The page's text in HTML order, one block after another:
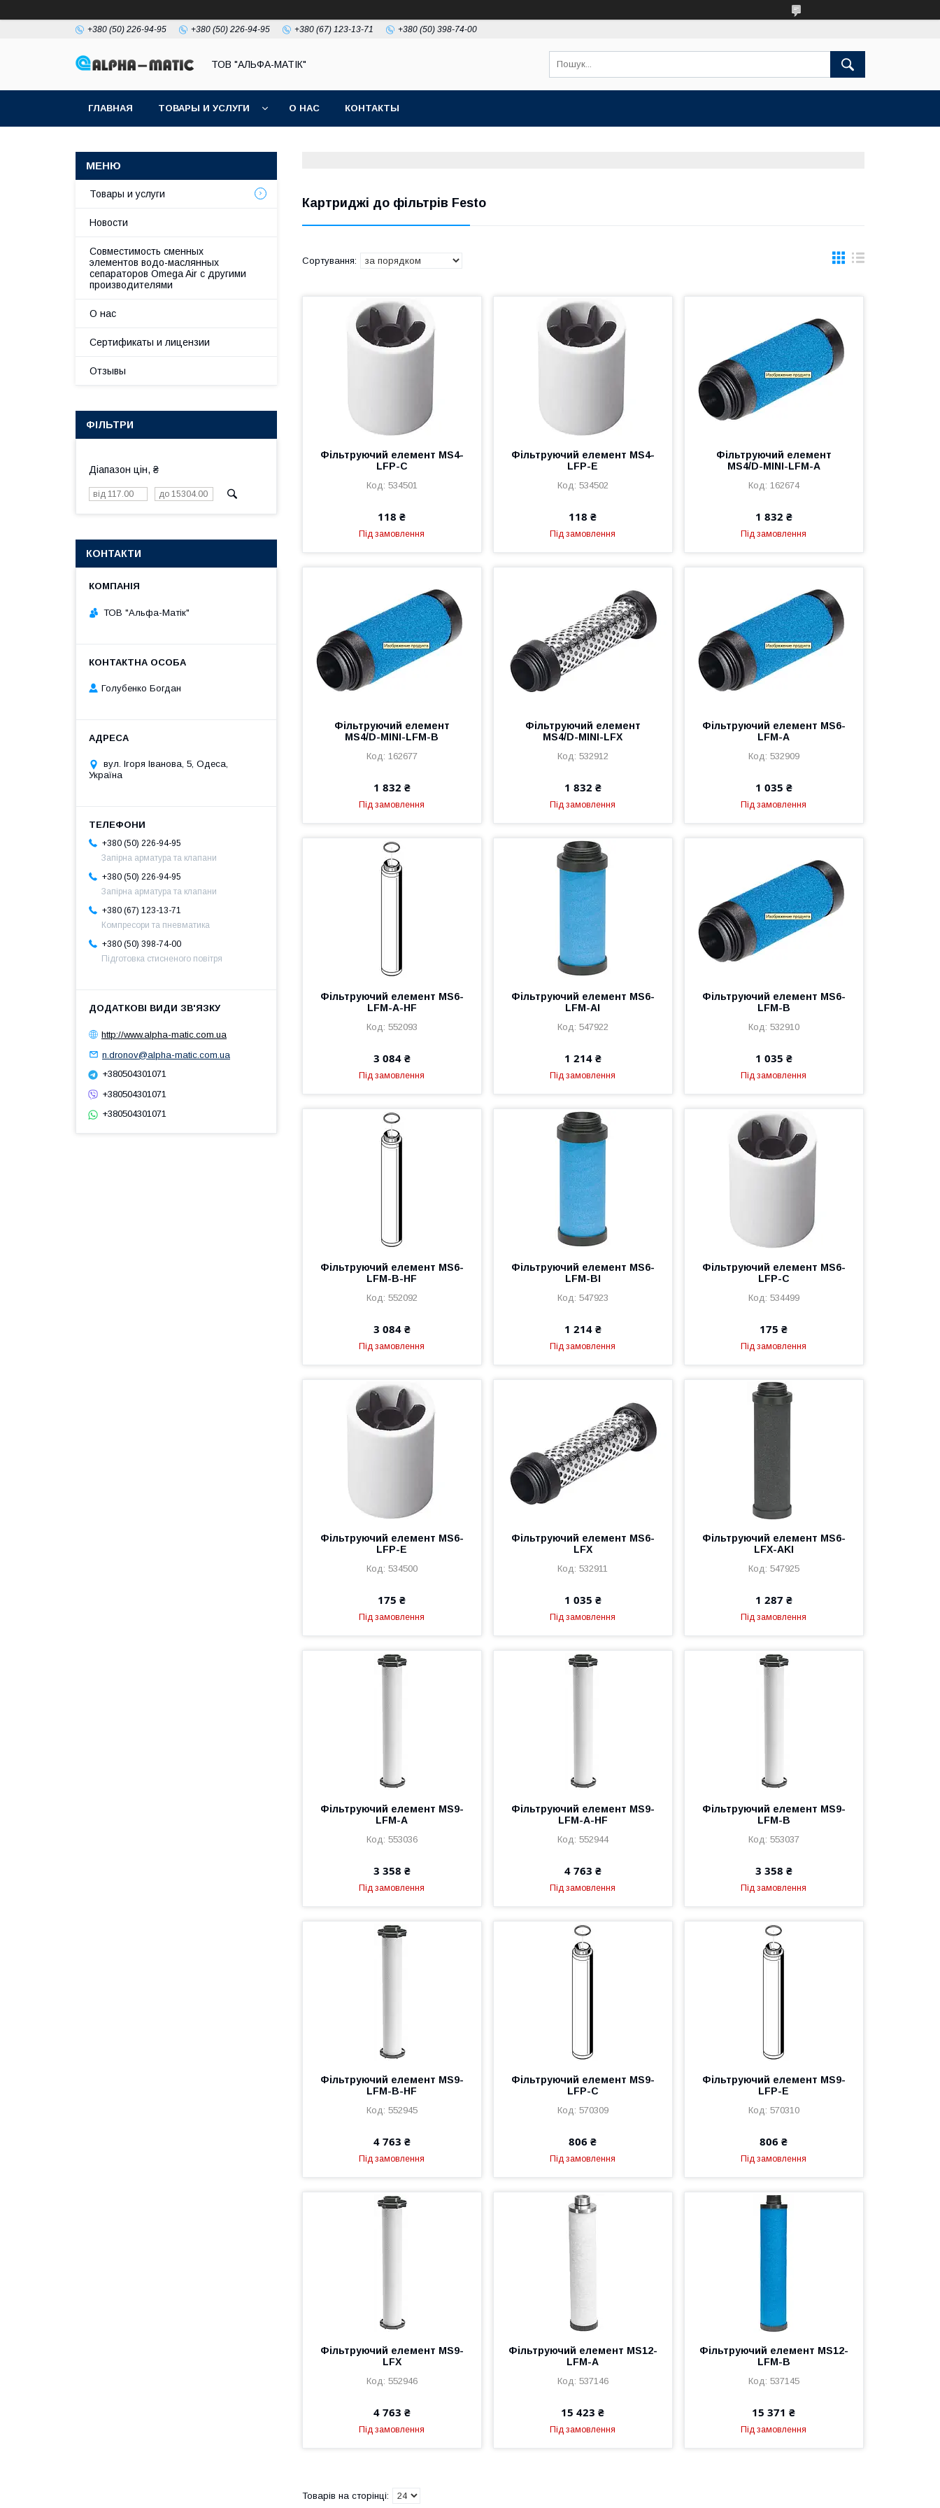
+380 (50) 226-94-95 +380 (50) 226-94-95 +380 (67) 123-13-71 +380 (50) 398-74-00
ТОВ "АЛЬФА-МАТІК"
ГЛАВНАЯ ТОВАРЫ И УСЛУГИ О НАС КОНТАКТЫ
Картриджі до фільтрів Festo
Фільтруючий елемент MS4-
LFP-C
534501
118 ₴
Під замовлення
Фільтруючий елемент MS4-
LFP-E
534502
118 ₴
Під замовлення
Фільтруючий елемент
MS4/D-MINI-LFM-A
162674
1 832 ₴
Під замовлення
Фільтруючий елемент
MS4/D-MINI-LFM-B
162677
1 832 ₴
Під замовлення
Фільтруючий елемент
MS4/D-MINI-LFX
532912
1 832 ₴
Під замовлення
Фільтруючий елемент MS6-
LFM-A
532909
1 035 ₴
Під замовлення
Фільтруючий елемент MS6-
LFM-A-HF
552093
3 084 ₴
Під замовлення
Фільтруючий елемент MS6-
LFM-AI
547922
1 214 ₴
Під замовлення
Фільтруючий елемент MS6-
LFM-B
532910
1 035 ₴
Під замовлення
Фільтруючий елемент MS6-
LFM-B-HF
552092
3 084 ₴
Під замовлення
Фільтруючий елемент MS6-
LFM-BI
547923
1 214 ₴
Під замовлення
Фільтруючий елемент MS6-
LFP-C
534499
175 ₴
Під замовлення
Фільтруючий елемент MS6-
LFP-E
534500
175 ₴
Під замовлення
Фільтруючий елемент MS6-
LFX
532911
1 035 ₴
Під замовлення
Фільтруючий елемент MS6-
LFX-AKI
547925
1 287 ₴
Під замовлення
Фільтруючий елемент MS9-
LFM-A
553036
3 358 ₴
Під замовлення
Фільтруючий елемент MS9-
LFM-A-HF
552944
4 763 ₴
Під замовлення
Фільтруючий елемент MS9-
LFM-B
553037
3 358 ₴
Під замовлення
Фільтруючий елемент MS9-
LFM-B-HF
552945
4 763 ₴
Під замовлення
Фільтруючий елемент MS9-
LFP-C
570309
806 ₴
Під замовлення
Фільтруючий елемент MS9-
LFP-E
570310
806 ₴
Під замовлення
Фільтруючий елемент MS9-
LFX
552946
4 763 ₴
Під замовлення
Фільтруючий елемент MS12-
LFM-A
537146
15 423 ₴
Під замовлення
Фільтруючий елемент MS12-
LFM-B
537145
15 371 ₴
Під замовлення
Товары и услуги
Новости
Совместимость сменных
элементов водо-маслянных
сепараторов Omega Air с другими
производителями
О нас
Сертификаты и лицензии
Отзывы
ФІЛЬТРИ
Діапазон цін, ₴
КОНТАКТИ
ТОВ "Альфа-Матік"
Голубенко Богдан
вул. Ігоря Іванова, 5, Одеса,
Україна
+380 (50) 226-94-95
Запірна арматура та клапани
+380 (50) 226-94-95
Запірна арматура та клапани
+380 (67) 123-13-71
Компресори та пневматика
+380 (50) 398-74-00
Підготовка стисненого повітря
http://www.alpha-matic.com.ua
n.dronov@alpha-matic.com.ua
+380504301071
+380504301071
+380504301071